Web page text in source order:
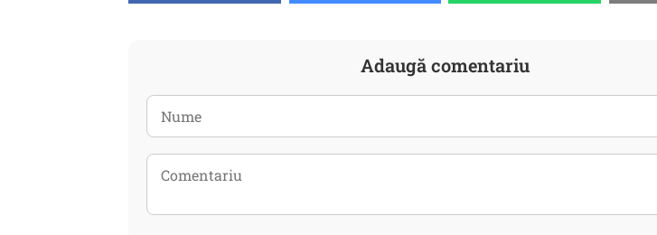
Adaugă comentariu